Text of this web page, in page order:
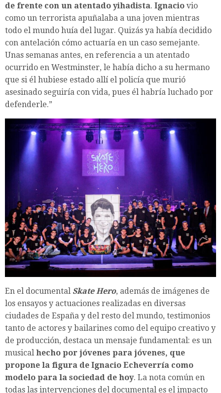
de frente con un atentado yihadista. Ignacio vio
como un terrorista apuñalaba a una joven mientras
todo el mundo huía del lugar. Quizás ya había decidido
con antelación cómo actuaría en un caso semejante.
Unas semanas antes, en referencia a un atentado
ocurrido en Westminster, le había dicho a su hermano
que si él hubiese estado allí el policía que murió
asesinado seguiría con vida, pues él habría luchado por
defenderle.”
En el documental Skate Hero, además de imágenes de
los ensayos y actuaciones realizadas en diversas
ciudades de España y del resto del mundo, testimonios
tanto de actores y bailarines como del equipo creativo y
de producción, destaca un mensaje fundamental: es un
musical hecho por jóvenes para jóvenes, que
propone la figura de Ignacio Echeverría como
modelo para la sociedad de hoy. La nota común en
todas las intervenciones del documental es el impacto